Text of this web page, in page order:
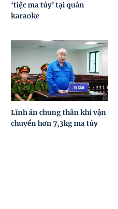
‘tiệc ma túy’ tại quán
karaoke
Lĩnh án chung thân khi vận
chuyển hơn 7,3kg ma túy